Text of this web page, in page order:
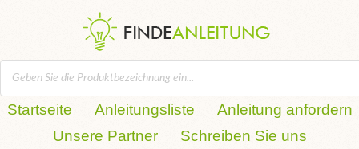
Startseite Anleitungsliste
Anleitung anfordern
Unsere Partner
Schreiben Sie uns